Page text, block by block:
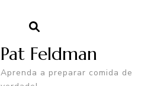
Pat Feldman
Aprenda a preparar comida de